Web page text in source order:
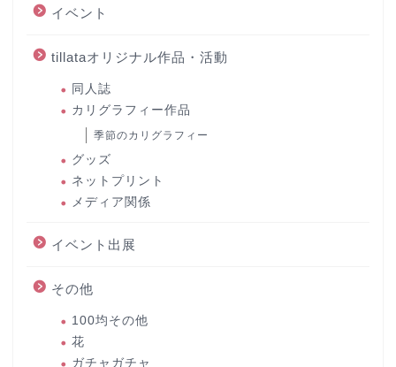
イベント
tillataオリジナル作品・活動
同人誌
カリグラフィー作品
季節のカリグラフィー
グッズ
ネットプリント
メディア関係
イベント出展
その他
100均その他
花
ガチャガチャ